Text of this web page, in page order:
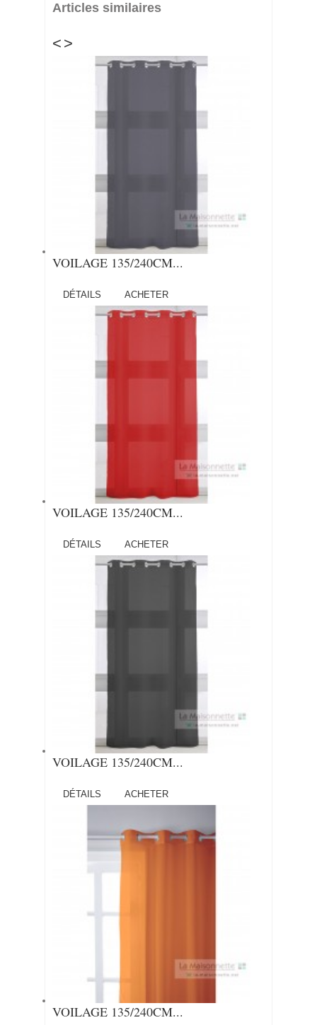
Articles similaires
< >
VOILAGE 135/240CM...
DÉTAILS ACHETER
VOILAGE 135/240CM...
DÉTAILS ACHETER
VOILAGE 135/240CM...
DÉTAILS ACHETER
VOILAGE 135/240CM...